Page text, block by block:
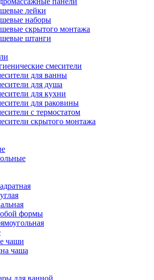
лейки
наборы
скрытого монтажа
штанги
смесители
для ванны
для душа
для кухни
для раковины
с термостатом
скрытого монтажа
формы
чаши
чаша
для ванной